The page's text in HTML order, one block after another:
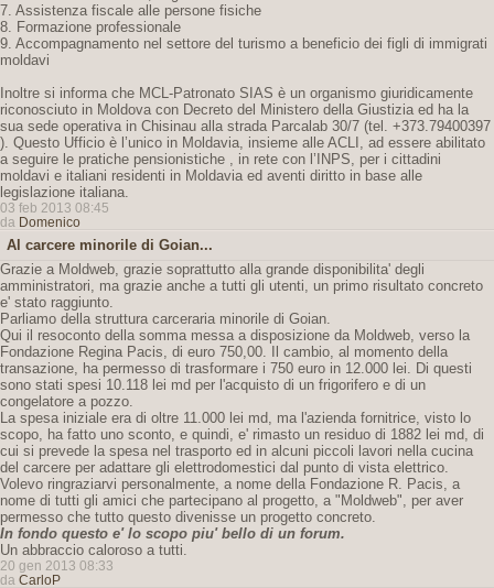
7. Assistenza fiscale alle persone fisiche
8. Formazione professionale
9. Accompagnamento nel settore del turismo a beneficio dei figli di immigrati
moldavi
Inoltre si informa che MCL-Patronato SIAS è un organismo giuridicamente
riconosciuto in Moldova con Decreto del Ministero della Giustizia ed ha la
sua sede operativa in Chisinau alla strada Parcalab 30/7 (tel. +373.79400397
). Questo Ufficio è l’unico in Moldavia, insieme alle ACLI, ad essere abilitato
a seguire le pratiche pensionistiche , in rete con l’INPS, per i cittadini
moldavi e italiani residenti in Moldavia ed aventi diritto in base alle
legislazione italiana.
03 feb 2013 08:45
da Domenico
Al carcere minorile di Goian...
Grazie a Moldweb, grazie soprattutto alla grande disponibilita' degli
amministratori, ma grazie anche a tutti gli utenti, un primo risultato concreto
e' stato raggiunto.
Parliamo della struttura carceraria minorile di Goian.
Qui il resoconto della somma messa a disposizione da Moldweb, verso la
Fondazione Regina Pacis, di euro 750,00. Il cambio, al momento della
transazione, ha permesso di trasformare i 750 euro in 12.000 lei. Di questi
sono stati spesi 10.118 lei md per l'acquisto di un frigorifero e di un
congelatore a pozzo.
La spesa iniziale era di oltre 11.000 lei md, ma l'azienda fornitrice, visto lo
scopo, ha fatto uno sconto, e quindi, e' rimasto un residuo di 1882 lei md, di
cui si prevede la spesa nel trasporto ed in alcuni piccoli lavori nella cucina
del carcere per adattare gli elettrodomestici dal punto di vista elettrico.
Volevo ringraziarvi personalmente, a nome della Fondazione R. Pacis, a
nome di tutti gli amici che partecipano al progetto, a "Moldweb", per aver
permesso che tutto questo divenisse un progetto concreto.
In fondo questo e' lo scopo piu' bello di un forum.
Un abbraccio caloroso a tutti.
20 gen 2013 08:33
da CarloP